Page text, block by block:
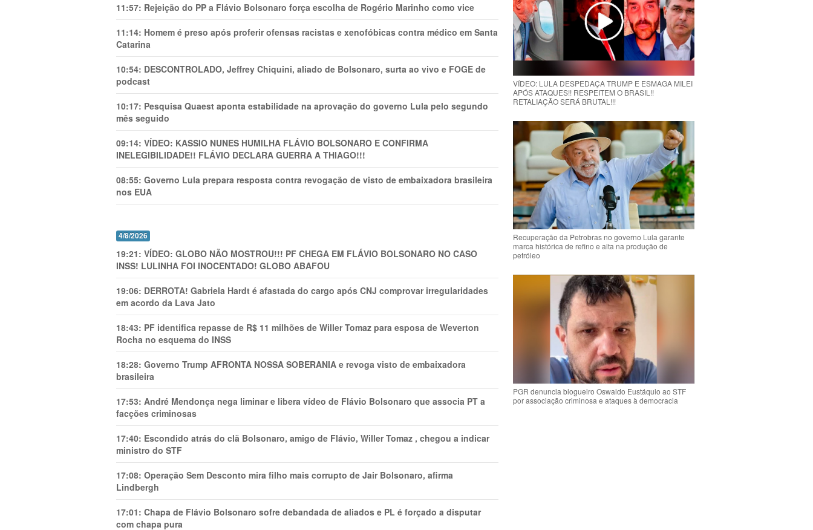
11:57: Rejeição do PP a Flávio Bolsonaro força escolha de Rogério Marinho como vice
11:14: Homem é preso após proferir ofensas racistas e xenofóbicas contra médico em Santa
Catarina
10:54: DESCONTROLADO, Jeffrey Chiquini, aliado de Bolsonaro, surta ao vivo e FOGE de
podcast
10:17: Pesquisa Quaest aponta estabilidade na aprovação do governo Lula pelo segundo
mês seguido
09:14: VÍDEO: KASSIO NUNES HUMlLHA FLÁVIO BOLSONARO E CONFIRMA
INELEGIBILIDADE!! FLÁVIO DECLARA GUERRA A THIAGO!!!
08:55: Governo Lula prepara resposta contra revogação de visto de embaixadora brasileira
nos EUA
4/8/2026
19:21: VÍDEO: GLOBO NÃO MOSTROU!!! PF CHEGA EM FLÁVIO BOLSONARO NO CASO
INSS! LULINHA FOI INOCENTADO! GLOBO ABAFOU
19:06: DERROTA! Gabriela Hardt é afastada do cargo após CNJ comprovar irregularidades
em acordo da Lava Jato
18:43: PF identifica repasse de R$ 11 milhões de Willer Tomaz para esposa de Weverton
Rocha no esquema do INSS
18:28: Governo Trump AFRONTA NOSSA SOBERANIA e revoga visto de embaixadora
brasileira
17:53: André Mendonça nega liminar e libera vídeo de Flávio Bolsonaro que associa PT a
facções criminosas
17:40: Escondido atrás do clã Bolsonaro, amigo de Flávio, Willer Tomaz , chegou a indicar
ministro do STF
17:08: Operação Sem Desconto mira filho mais corrupto de Jair Bolsonaro, afirma
Lindbergh
17:01: Chapa de Flávio Bolsonaro sofre debandada de aliados e PL é forçado a disputar
com chapa pura
VÍDEO: LULA DESPEDAÇA TRUMP E ESMAGA MILEI
APÓS ATAQUES!! RESPEITEM O BRASIL!!
RETALIAÇÃO SERÁ BRUTAL!!!
Recuperação da Petrobras no governo Lula garante
marca histórica de refino e alta na produção de
petróleo
PGR denuncia blogueiro Oswaldo Eustáquio ao STF
por associação criminosa e ataques à democracia